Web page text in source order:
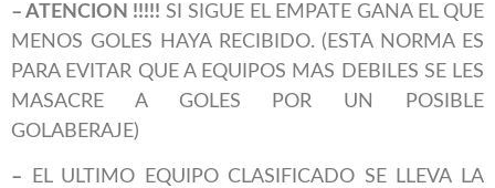
– ATENCION !!!!! SI SIGUE EL EMPATE GANA EL QUE
MENOS GOLES HAYA RECIBIDO. (ESTA NORMA ES
PARA EVITAR QUE A EQUIPOS MAS DEBILES SE LES
MASACRE A GOLES POR UN POSIBLE
GOLABERAJE)
– EL ULTIMO EQUIPO CLASIFICADO SE LLEVA LA